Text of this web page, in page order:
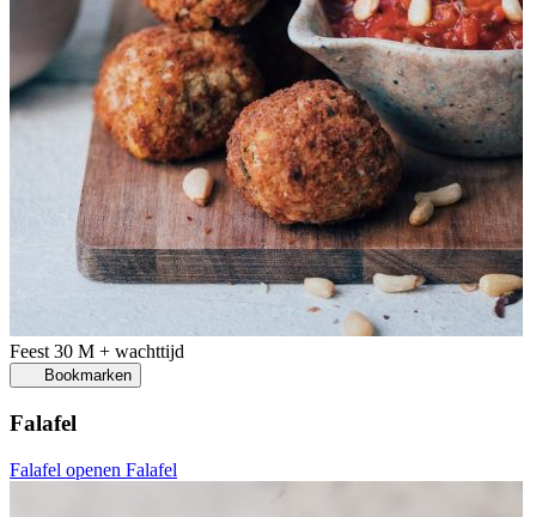
Feest 30 M + wachttijd
Bookmarken
Falafel
Falafel openen Falafel